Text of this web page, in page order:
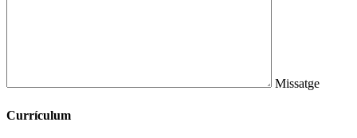
Missatge
Currículum